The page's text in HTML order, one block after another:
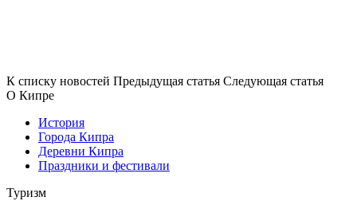
К списку новостей Предыдущая статья Следующая статья
О Кипре
История
Города Кипра
Деревни Кипра
Праздники и фестивали
Туризм